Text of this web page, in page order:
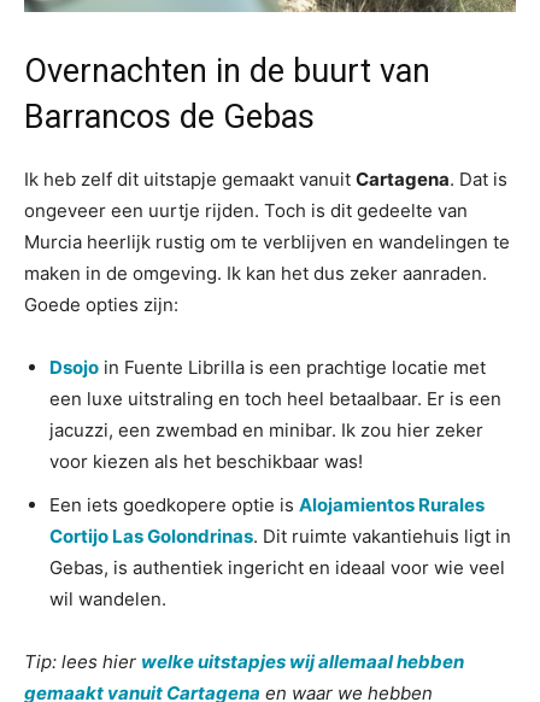
Overnachten in de buurt van
Barrancos de Gebas
Ik heb zelf dit uitstapje gemaakt vanuit Cartagena. Dat is
ongeveer een uurtje rijden. Toch is dit gedeelte van
Murcia heerlijk rustig om te verblijven en wandelingen te
maken in de omgeving. Ik kan het dus zeker aanraden.
Goede opties zijn:
Dsojo in Fuente Librilla is een prachtige locatie met
een luxe uitstraling en toch heel betaalbaar. Er is een
jacuzzi, een zwembad en minibar. Ik zou hier zeker
voor kiezen als het beschikbaar was!
Een iets goedkopere optie is Alojamientos Rurales
Cortijo Las Golondrinas. Dit ruimte vakantiehuis ligt in
Gebas, is authentiek ingericht en ideaal voor wie veel
wil wandelen.
Tip: lees hier welke uitstapjes wij allemaal hebben
gemaakt vanuit Cartagena en waar we hebben